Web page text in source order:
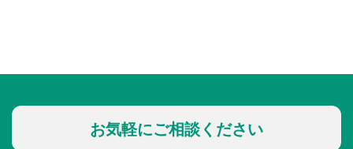
お気軽にご相談ください